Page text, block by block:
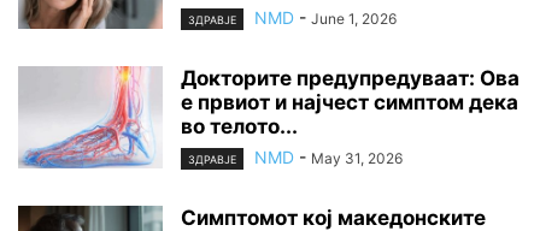
ЗДРАВЈЕ NMD - June 1, 2026
Докторите предупредуваат: Ова
е првиот и најчест симптом дека
во телото...
ЗДРАВЈЕ NMD - May 31, 2026
Симптомот кој македонските